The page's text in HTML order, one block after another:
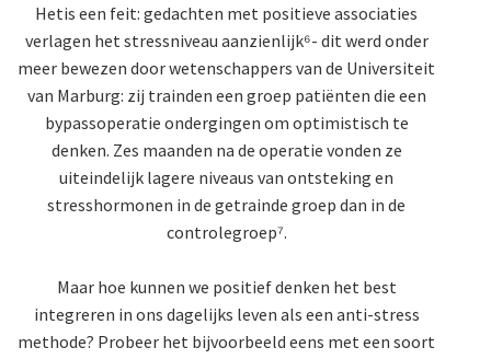
Hetis een feit: gedachten met positieve associaties
verlagen het stressniveau aanzienlijk⁶- dit werd onder
meer bewezen door wetenschappers van de Universiteit
van Marburg: zij trainden een groep patiënten die een
bypassoperatie ondergingen om optimistisch te
denken. Zes maanden na de operatie vonden ze
uiteindelijk lagere niveaus van ontsteking en
stresshormonen in de getrainde groep dan in de
controlegroep⁷.
Maar hoe kunnen we positief denken het best
integreren in ons dagelijks leven als een anti-stress
methode? Probeer het bijvoorbeeld eens met een soort